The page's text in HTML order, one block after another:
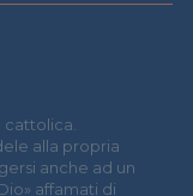
alla propria
anche ad un
affamati di